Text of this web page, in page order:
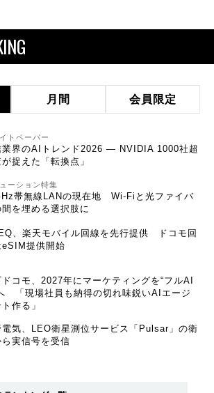
月間 会員限定
トペーパー
業界のAIトレンド2026 ― NVIDIA 1000社超
捉えた「転換点」
ーション特集
帯無線LANの現在地 Wi-Fiと光ファイバ
間を埋める選択肢に
、楽天モバイル回線を先行提供 ドコモ回
eSIM提供開始
ドコモ、2027年にマーケティングを“フルAI
「現場社員も納得の切れ味鋭いAIエージ
作る」
電気、LEO衛星測位サービス「Pulsar」の衛
ら実信号を受信